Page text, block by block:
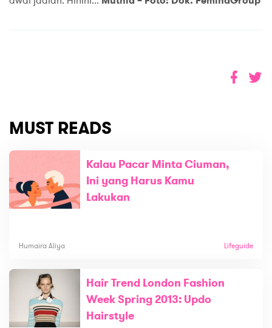
MUST READS
Kalau Pacar Minta Ciuman,
Ini yang Harus Kamu
Lakukan
Humaira Aliya Lifeguide
Hair Trend London Fashion
Week Spring 2013: Updo
Hairstyle